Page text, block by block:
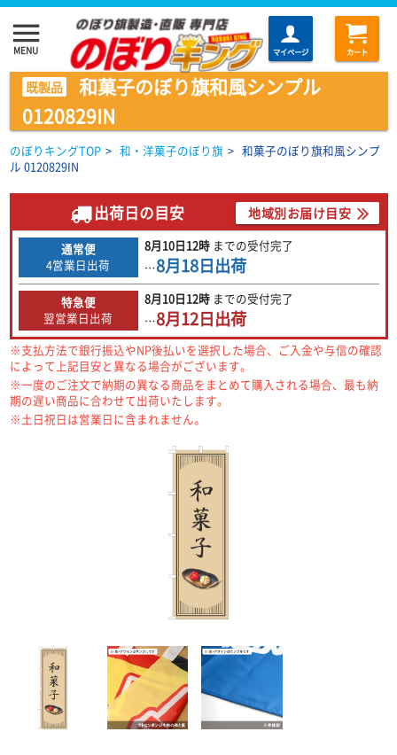
menu
MENU マイページ カート
既製品
和菓子のぼり旗和風シンプル
0120829IN
のぼりキングTOP > 和・洋菓子のぼり旗 > 和菓子のぼり旗和風シンプ
ル 0120829IN
出荷日の目安 地域別お届け目安
通常便
4営業日出荷
8月10日12時 までの受付完了
…8月18日出荷
特急便
翌営業日出荷
8月10日12時 までの受付完了
…8月12日出荷
※支払方法で銀行振込やNP後払いを選択した場合、ご入金や与信の確認
によって上記目安と異なる場合がございます。
※一度のご注文で納期の異なる商品をまとめて購入される場合、最も納
期の遅い商品に合わせて出荷いたします。
※土日祝日は営業日に含まれません。